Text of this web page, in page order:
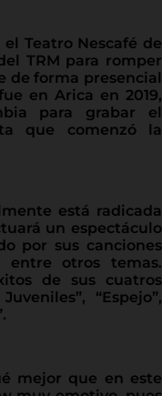
Teatro Nescafé de
TRM para romper
de forma presencial
en Arica en 2019,
para grabar el
que comenzó la
está radicada
un espectáculo
por sus canciones
entre otros temas.
de sus cuatros
“Espejo”,
mejor que en este